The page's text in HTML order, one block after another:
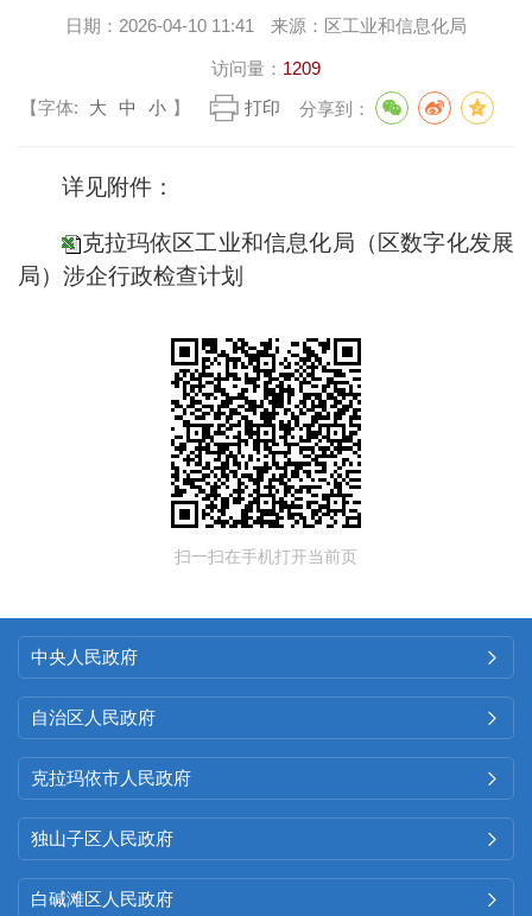
日期： 2026-04-10 11:41 来源： 区工业和信息化局
访问量： 1209
【字体:
大 中 小 】 打印 分享到：
详见附件：
克拉玛依区工业和信息化局（区数字化发展
局）涉企行政检查计划
扫一扫在手机打开当前页
中央人民政府 
自治区人民政府 
克拉玛依市人民政府 
独山子区人民政府 
白碱滩区人民政府 